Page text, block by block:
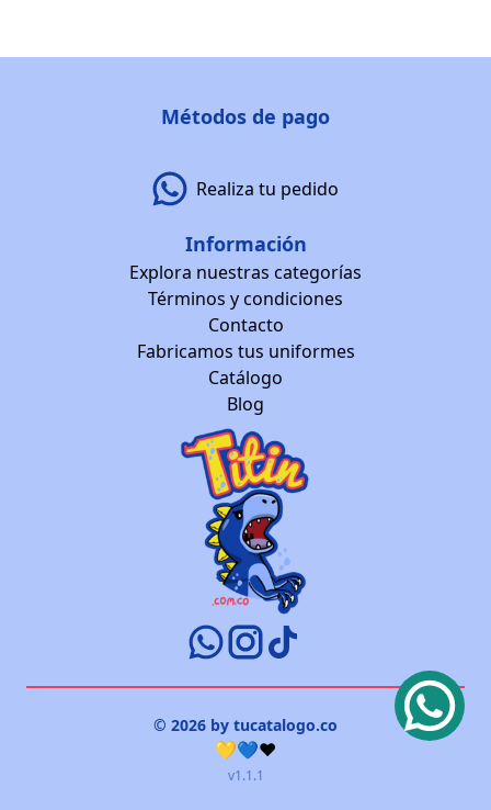
Métodos de pago
Realiza tu pedido
Información
Explora nuestras categorías
Términos y condiciones
Contacto
Fabricamos tus uniformes
Catálogo
Blog
© 2026 by tucatalogo.co
💛💙❤️
v1.1.1